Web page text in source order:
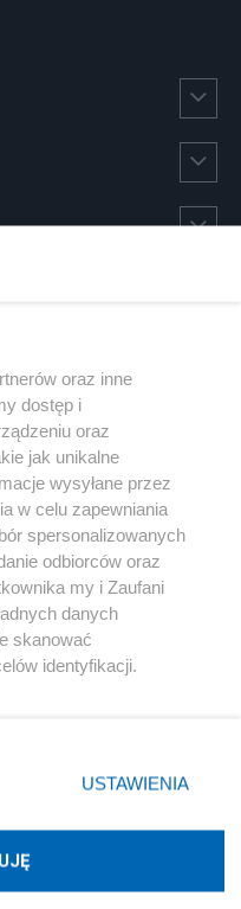
Youtube
W3media.pl
oraz inne
dostęp i
oraz
jak unikalne
wysyłane przez
w celu zapewniania
spersonalizowanych
odbiorców oraz
my i Zaufani
danych
skanować
identyfikacji.
ustawień prywatności
strony
wymagają zgody
się takiemu
zastosowania tylko
USTAWIENIA